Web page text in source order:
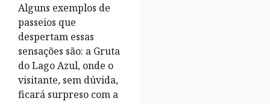
Alguns exemplos de
passeios que
despertam essas
sensações são: a Gruta
do Lago Azul, onde o
visitante, sem dúvida,
ficará surpreso com a